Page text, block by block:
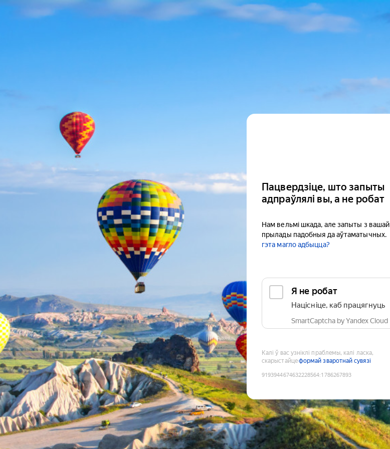
Пацвердзіце, што запыты
адпраўлялі вы, а не робат
Нам вельмі шкада, але запыты з вашай
прылады падобныя да аўтаматычных.
гэта магло адбыцца?
Я не робат
Націсніце, каб працягнуць
SmartCaptcha by Yandex Cloud
Калі ў вас узніклі праблемы, калі ласка,
скарыстайцеформай зваротнай сувязі
9193944674632228564:1786267893